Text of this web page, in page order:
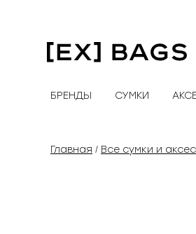
содержимому
БРЕНДЫ СУМКИ
Главная / Все сумки и